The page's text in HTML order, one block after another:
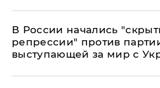
В России начались
репрессии" против
выступающей за мир с